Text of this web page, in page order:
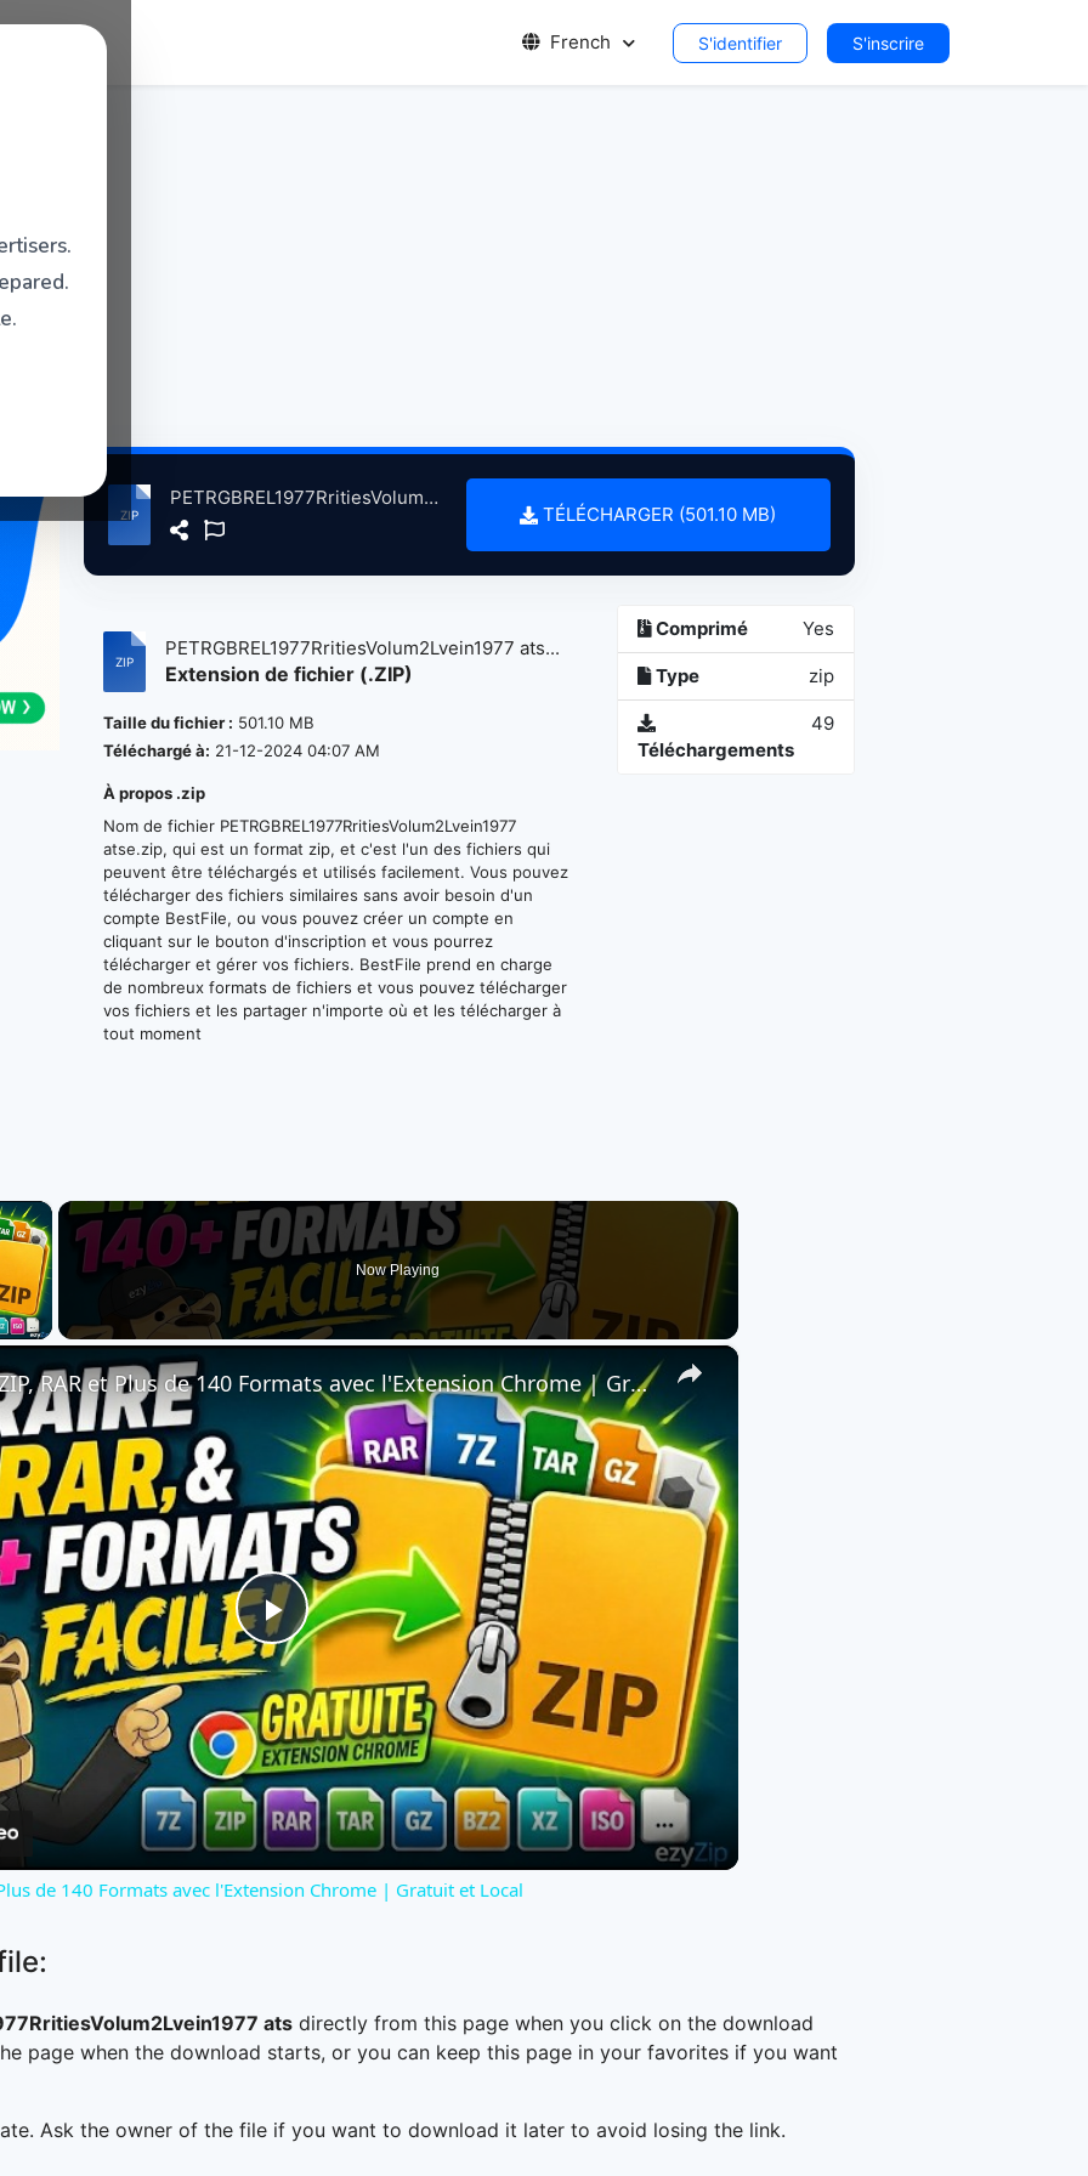
French S'identifier S'inscrire
PETRGBREL1977RritiesVolum2Lvein1977 atse.zip
TÉLÉCHARGER (501.10 MB)
PETRGBREL1977RritiesVolum2Lvein1977 ats...
Extension de fichier (.ZIP)
Taille du fichier : 501.10 MB
Téléchargé à: 21-12-2024 04:07 AM
À propos .zip
Nom de fichier PETRGBREL1977RritiesVolum2Lvein1977
atse.zip, qui est un format zip, et c'est l'un des fichiers qui
peuvent être téléchargés et utilisés facilement. Vous pouvez
télécharger des fichiers similaires sans avoir besoin d'un
compte BestFile, ou vous pouvez créer un compte en
cliquant sur le bouton d'inscription et vous pourrez
télécharger et gérer vos fichiers. BestFile prend en charge
de nombreux formats de fichiers et vous pouvez télécharger
vos fichiers et les partager n'importe où et les télécharger à
tout moment
Comprimé Yes
Type zip
Téléchargements
49
×
Now Playing
×
Play
Video
📦 Extraire ZIP, RAR et Plus de 140 Formats avec l'Extension Chrome | Gratuit et Local
de 140 Formats avec l'Extension Chrome | Gratuit et Local
ats directly from this page when you click on the download
page when the download starts, or you can keep this page in your favorites if you want
Ask the owner of the file if you want to download it later to avoid losing the link.